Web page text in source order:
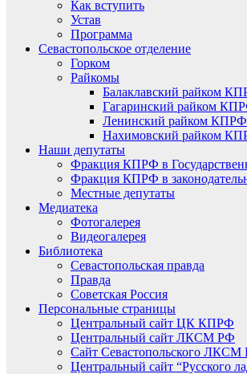
Как вступить
Устав
Программа
Севастопольское отделение
Горком
Райкомы
Балаклавский райком
Гагаринский райком
Ленинский райком КПРФ
Нахимовский райком
Наши депутаты
Фракция КПРФ в
Фракция КПРФ в
Местные депутаты
Медиатека
Фотогалерея
Видеогалерея
Библиотека
Севастопольская правда
Правда
Советская Россия
Персональные страницы
Центральный сайт ЦК КПРФ
Центральный сайт ЛКСМ РФ
Сайт Севастопольского ЛКСМ
Центральный сайт “Русского